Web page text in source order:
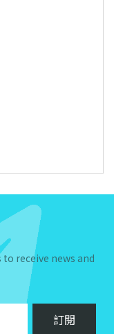
receive news and